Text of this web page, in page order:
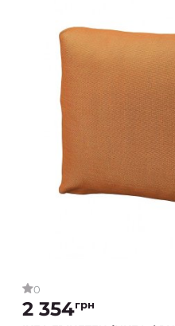
0
2 354грн